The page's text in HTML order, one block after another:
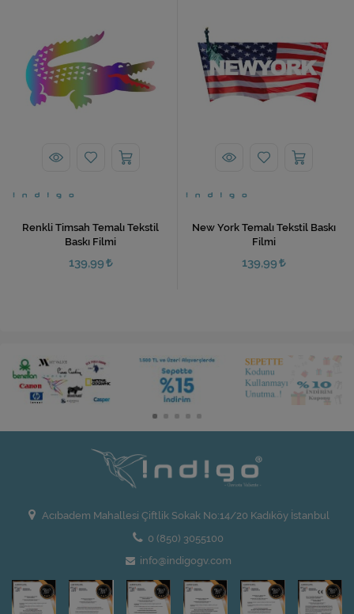
Renkli Timsah Temalı Tekstil
Baskı Filmi
139,99
New York Temalı Tekstil Baskı
Filmi
139,99
Acıbadem Mahallesi Çiftlik Sokak No:14/20 Kadıköy İstanbul
0 (850) 3055100
info@indigogv.com